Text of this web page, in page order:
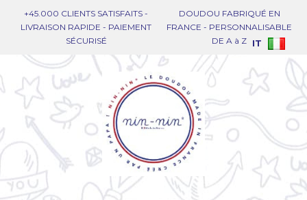
+45.000 CLIENTS SATISFAITS -
LIVRAISON RAPIDE - PAIEMENT
SÉCURISÉ
DOUDOU FABRIQUÉ EN
FRANCE - PERSONNALISABLE
DE A à Z IT